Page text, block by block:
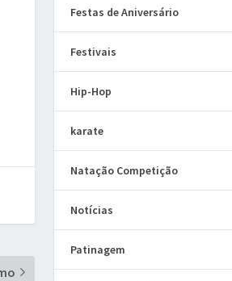
Festas de Aniversário
Festivais
Hip-Hop
karate
Natação Competição
Notícias
Patinagem